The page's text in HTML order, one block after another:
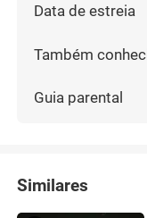
Data de estreia
Também
Guia parental
Similares